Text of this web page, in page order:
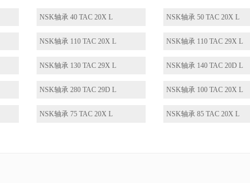
NSK轴承 40 TAC 20X L NSK轴承 50 TAC 20X L
NSK轴承 110 TAC 20X L NSK轴承 110 TAC 29X L
NSK轴承 130 TAC 29X L NSK轴承 140 TAC 20D L
NSK轴承 280 TAC 29D L NSK轴承 100 TAC 20X L
NSK轴承 75 TAC 20X L NSK轴承 85 TAC 20X L